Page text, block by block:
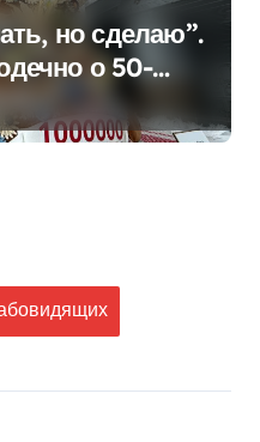
но сделаю”.
о 50-
для